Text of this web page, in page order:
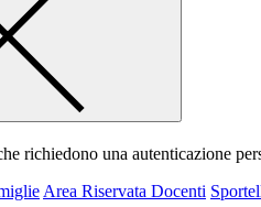
richiedono una autenticazione
Area Riservata Docenti